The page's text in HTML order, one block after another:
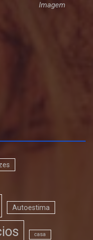
Imagem
Autoestima
casa